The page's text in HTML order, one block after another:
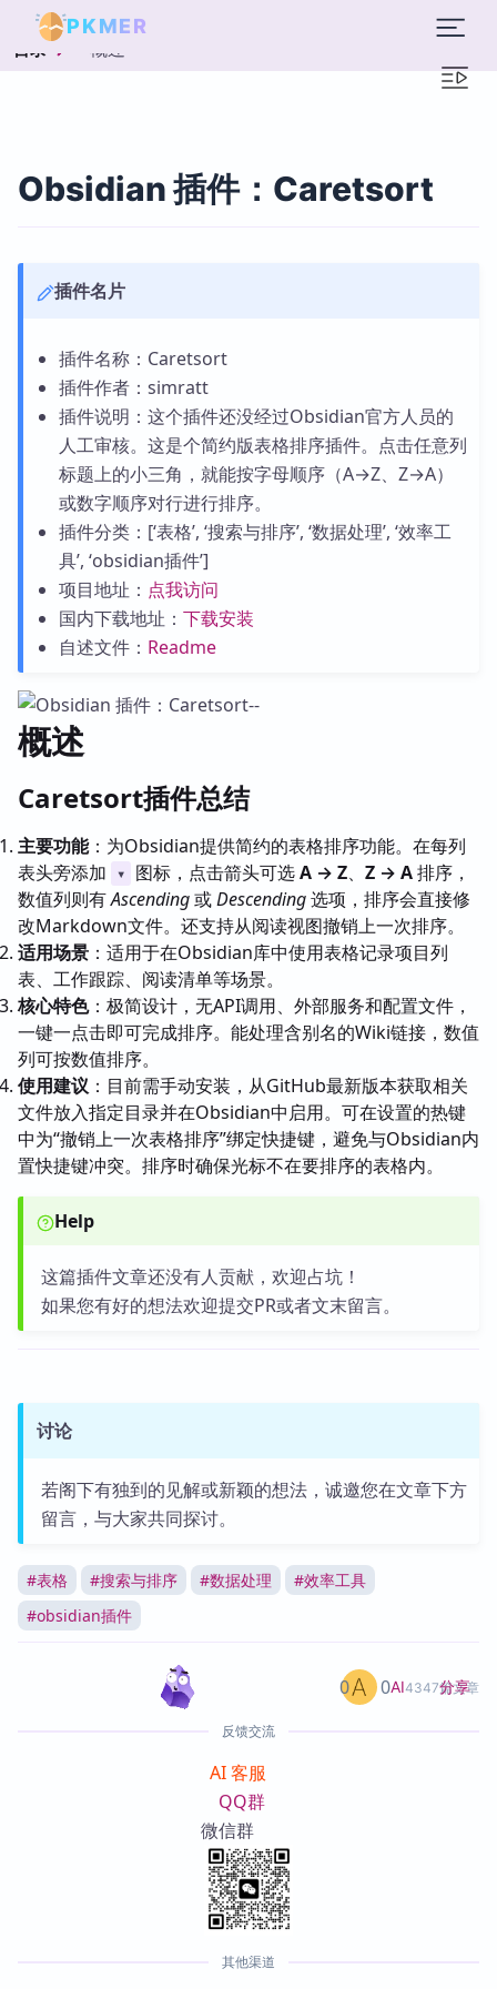
PKMER
目录 概述
Obsidian 插件：Caretsort
插件名片
插件名称：Caretsort
插件作者：simratt
插件说明：这个插件还没经过Obsidian官方人员的
人工审核。这是个简约版表格排序插件。点击任意列
标题上的小三角，就能按字母顺序（A→Z、Z→A）
或数字顺序对行进行排序。
插件分类：[‘表格’, ‘搜索与排序’, ‘数据处理’, ‘效率工
具’, ‘obsidian插件’]
项目地址： 点我访问
国内下载地址： 下载安装
自述文件： Readme
概述
Caretsort插件总结
主要功能：为Obsidian提供简约的表格排序功能。在每列
表头旁添加
▾ 图标，点击箭头可选A → Z、 Z → A排序，
数值列则有Ascending或Descending选项，排序会直接修
改Markdown文件。还支持从阅读视图撤销上一次排序。
适用场景 ：适用于在Obsidian库中使用表格记录项目列
表、工作跟踪、阅读清单等场景。
核心特色：极简设计，无API调用、外部服务和配置文件，
一键一点击即可完成排序。能处理含别名的Wiki链接，数值
列可按数值排序。
使用建议 ：目前需手动安装，从GitHub最新版本获取相关
文件放入指定目录并在Obsidian中启用。可在设置的热键
中为“撤销上一次表格排序”绑定快捷键，避免与Obsidian内
置快捷键冲突。排序时确保光标不在要排序的表格内。
Help
这篇插件文章还没有人贡献，欢迎占坑！
如果您有好的想法欢迎提交PR或者文末留言。
讨论
若阁下有独到的见解或新颖的想法，诚邀您在文章下方
留言，与大家共同探讨。
#表格 #搜索与排序 #数据处理 #效率工具
#obsidian插件
AI4347篇文章
0 0 分享
反馈交流
AI 客服
QQ群
微信群
其他渠道